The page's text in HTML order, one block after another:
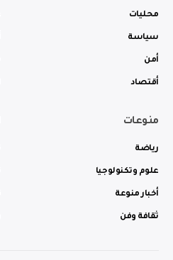
محليات
سياسة
أمن
أقتصاد
منوعات
رياضة
علوم وتكنولوجيا
أخبار منوعة
ثقافة وفن